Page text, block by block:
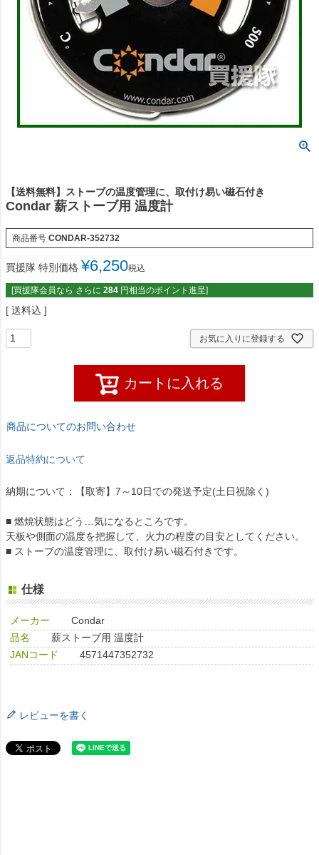
【送料無料】ストーブの温度管理に、取付け易い磁石付き
Condar 薪ストーブ用 温度計
商品番号 CONDAR-352732
買援隊 特別価格 ¥6,250税込
[買援隊会員なら さらに 284 円相当のポイント進呈]
送料込
お気に入りに登録する
カートに入れる
商品についてのお問い合わせ
返品特約について
納期について：【取寄】7～10日での発送予定(土日祝除く)
■ 燃焼状態はどう…気になるところです。
天板や側面の温度を把握して、火力の程度の目安としてください。
■ ストーブの温度管理に、取付け易い磁石付きです。
仕様
メーカー
Condar
品名
薪ストーブ用 温度計
JANコード
4571447352732
レビューを書く